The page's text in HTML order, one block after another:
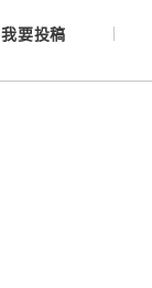
我要投稿